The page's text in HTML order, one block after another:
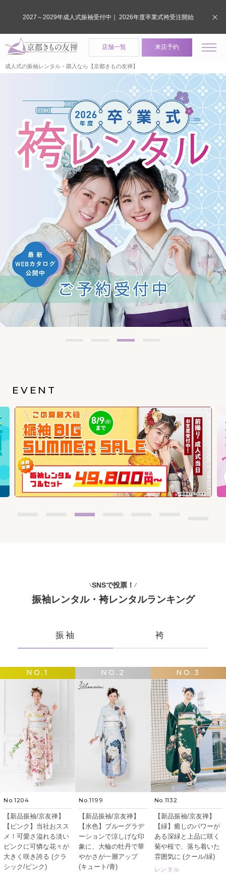
店舗一覧 来店予約
成人式の振袖レンタル・購入なら【京都きもの友禅】
EVENT
SNSで投票！
振袖レンタル・袴レンタルランキング
振袖 袴
NO.1
No.1204
【新品振袖/京友禅】
【ピンク】当社おスス
メ！可愛さ溢れる淡い
ピンクに可憐な花々が
大きく咲き誇る (クラ
シック/ピンク)
NO.2
No.1199
【新品振袖/京友禅】
【水色】ブルーグラデ
ーションで涼しげな印
象に、大輪の牡丹で華
やかさが一層アップ
(キュート/青)
NO.3
No.1132
【新品振袖/京友禅】
【緑】癒しのパワーが
ある深緑と上品に咲く
菊や桜で、落ち着いた
雰囲気に (クール/緑)
レンタル
2027～2029年成人式振袖受付中｜ 2026年度卒業式袴受注開始